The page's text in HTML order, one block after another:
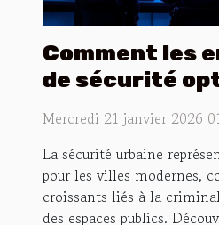
Comment les
de sécurité
elles la sûreté
Mercredi 21 janvier 2026
La sécurité urbaine
pour les villes modernes,
croissants liés à la
des espaces publics.